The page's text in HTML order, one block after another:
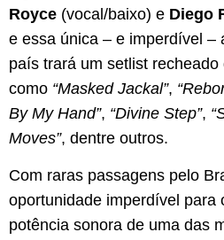
Royce (vocal/baixo) e Diego
e essa única – e imperdível –
país trará um setlist recheado
como “Masked Jackal”,
By My Hand”, “Divine Step”,
Moves”, dentre outros.
Com raras passagens pelo
oportunidade imperdível para
potência sonora de uma das